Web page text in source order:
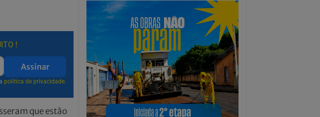
!
Assinar
política de privacidade.
que estão